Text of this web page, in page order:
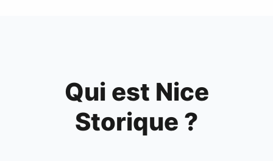
Qui est Nice
Storique ?